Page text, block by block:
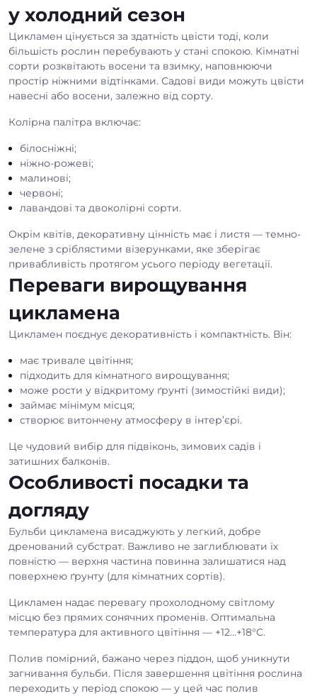
у холодний сезон
Цикламен цінується за здатність цвісти тоді, коли
більшість рослин перебувають у стані спокою. Кімнатні
сорти розквітають восени та взимку, наповнюючи
простір ніжними відтінками. Садові види можуть цвісти
навесні або восени, залежно від сорту.
Колірна палітра включає:
білосніжні;
ніжно-рожеві;
малинові;
червоні;
лавандові та двоколірні сорти.
Окрім квітів, декоративну цінність має і листя — темно-
зелене з сріблястими візерунками, яке зберігає
привабливість протягом усього періоду вегетації.
Переваги вирощування
цикламена
Цикламен поєднує декоративність і компактність. Він:
має тривале цвітіння;
підходить для кімнатного вирощування;
може рости у відкритому ґрунті (зимостійкі види);
займає мінімум місця;
створює витончену атмосферу в інтер’єрі.
Це чудовий вибір для підвіконь, зимових садів і
затишних балконів.
Особливості посадки та
догляду
Бульби цикламена висаджують у легкий, добре
дренований субстрат. Важливо не заглиблювати їх
повністю — верхня частина повинна залишатися над
поверхнею ґрунту (для кімнатних сортів).
Цикламен надає перевагу прохолодному світлому
місцю без прямих сонячних променів. Оптимальна
температура для активного цвітіння — +12…+18°C.
Полив помірний, бажано через піддон, щоб уникнути
загнивання бульби. Після завершення цвітіння рослина
переходить у період спокою — у цей час полив